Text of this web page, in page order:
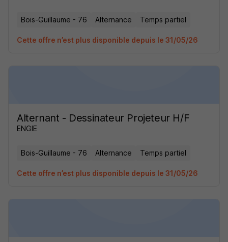
Bois-Guillaume - 76 Alternance Temps partiel
Cette offre n’est plus disponible depuis le 31/05/26
Alternant - Dessinateur Projeteur H/F
ENGIE
Bois-Guillaume - 76 Alternance Temps partiel
Cette offre n’est plus disponible depuis le 31/05/26